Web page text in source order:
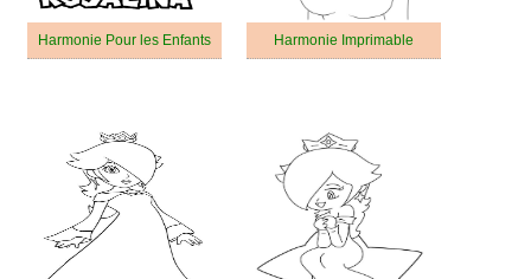
Harmonie Pour les Enfants Harmonie Imprimable